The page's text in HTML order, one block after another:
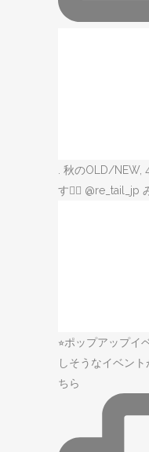
. 秋のOLD/NEW,
す🙋‍♀️ @re_tail_jp
⭐︎ポップアップイ
しそうなイベン
ちら